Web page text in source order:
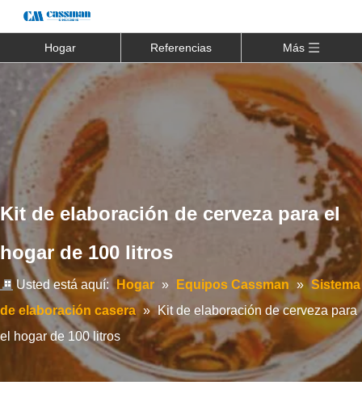
Hogar Referencias Más
Kit de elaboración de cerveza para el
hogar de 100 litros
Usted está aquí: Hogar » Equipos Cassman » Sistema
de elaboración casera » Kit de elaboración de cerveza para
el hogar de 100 litros